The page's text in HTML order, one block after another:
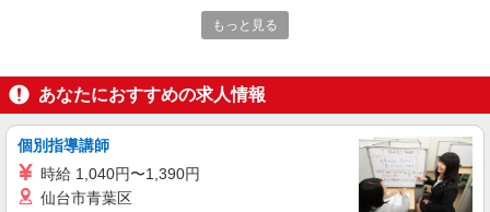
の有無にかかわらず支給し、5時間を超える分につ
成度合いに応じて別途業績給の支給あ り 経験やス
キルにより考慮いたします。
■a.v.v 北千住マルイ店 東京都足立区千住3-
92 丸井北千住
キープ 詳細を見る
派遣社員
株式会社シーエーセールススタッフ/tkOR42112a
アパレル販売
もっと見る
あなたにおすすめの求人情報
個別指導講師
時給 1,040円〜1,390円
仙台市青葉区